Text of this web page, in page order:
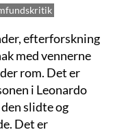
efterforskning
med vennerne
rom. Det er
i Leonardo
slidte og
Det er